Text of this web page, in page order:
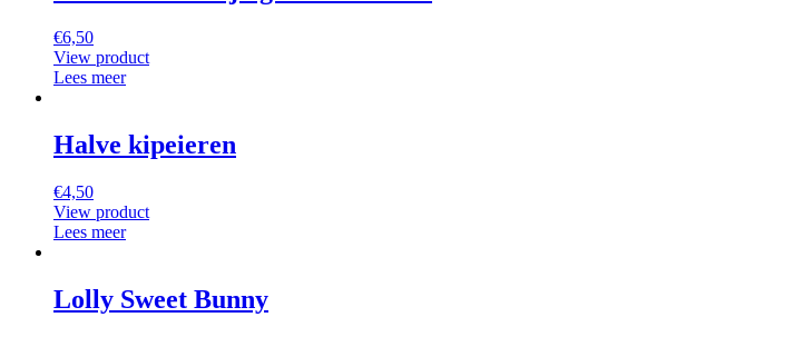
€6,50
View product
Lees meer
Halve kipeieren
€4,50
View product
Lees meer
Lolly Sweet Bunny